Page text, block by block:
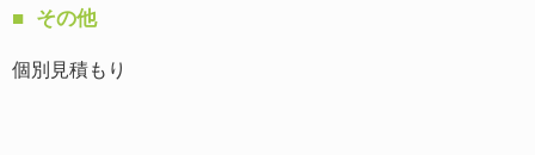
その他
個別見積もり